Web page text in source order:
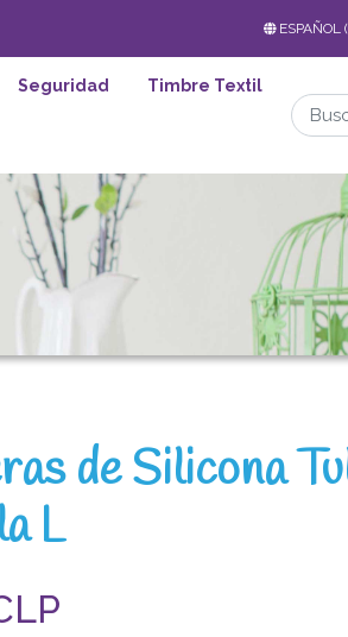
ESPAÑOL
Seguridad Timbre Textil
de Silicona
L